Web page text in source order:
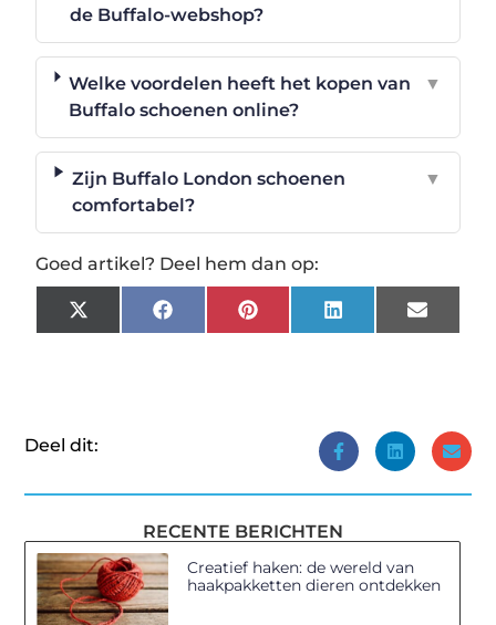
de Buffalo-webshop?
Welke voordelen heeft het kopen van
Buffalo schoenen online?
▼
Zijn Buffalo London schoenen
comfortabel?
▼
Goed artikel? Deel hem dan op:
X
(Twitter)
FacebookPinterestLinkedInEmail
Deel dit:
RECENTE BERICHTEN
Creatief haken: de wereld van
haakpakketten dieren ontdekken